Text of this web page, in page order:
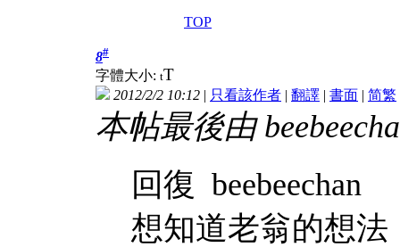
TOP
8#
字體大小: tT
2012/2/2 10:12 | 只看該作者 | 翻譯 | 書面 | 简繁
本帖最後由
回復 beebeechan
想知道老翁的想法